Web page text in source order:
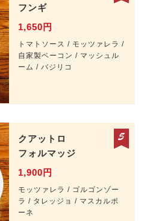
フンギ
1,650円
トマトソース / モッツァレラ /
自家製ベーコン / マッシュル
ーム / バジリコ
クアットロ
フォルマッジ
1,900円
モッツァレラ / ゴルゴンゾー
ラ / タレッジョ / マスカルポ
ーネ